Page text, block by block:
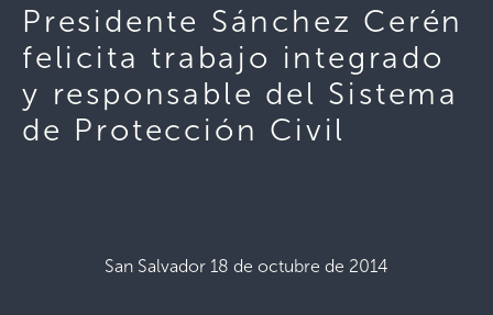
Presidente Sánchez Cerén
felicita trabajo integrado
y responsable del Sistema
de Protección Civil
San Salvador 18 de octubre de 2014